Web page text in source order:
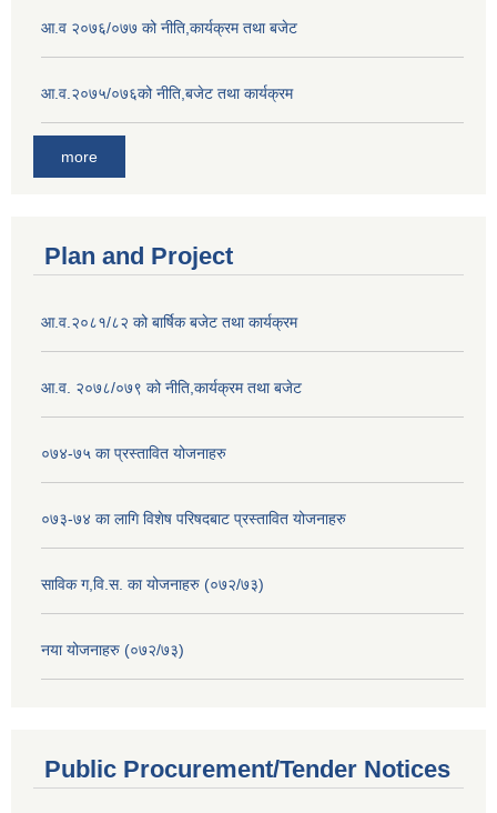
आ.व २०७६/०७७ को नीति,कार्यक्रम तथा बजेट
आ.व.२०७५/०७६को नीति,बजेट तथा कार्यक्रम
more
Plan and Project
आ.व.२०८१/८२ को बार्षिक बजेट तथा कार्यक्रम
आ.व. २०७८/०७९ को नीति,कार्यक्रम तथा बजेट
०७४-७५ का प्रस्तावित योजनाहरु
०७३-७४ का लागि विशेष परिषदबाट प्रस्तावित योजनाहरु
साविक ग,वि.स. का योजनाहरु (०७२/७३)
नया योजनाहरु (०७२/७३)
Public Procurement/Tender Notices